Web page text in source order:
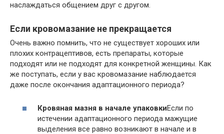
наслаждаться общением друг с другом.
Если кровомазание не прекращается
Очень важно помнить, что не существует хороших или
плохих контрацептивов, есть препараты, которые
подходят или не подходят для конкретной женщины. Как
же поступать, если у вас кровомазание наблюдается
даже после окончания адаптационного периода?
Кровяная мазня в начале упаковкиЕсли по
истечении адаптационного периода мажущие
выделения все равно возникают в начале и в